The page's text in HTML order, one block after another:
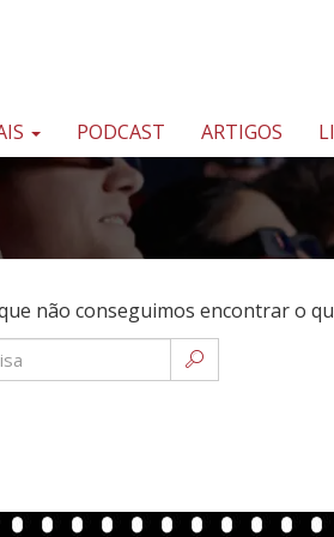
PODCAST ARTIGOS
não conseguimos encontrar o